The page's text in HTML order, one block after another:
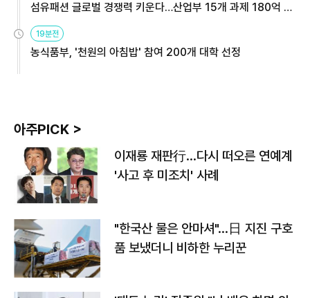
섬유패션 글로벌 경쟁력 키운다…산업부 15개 과제 180억 지
19분전
농식품부, '천원의 아침밥' 참여 200개 대학 선정
아주PICK >
이재룡 재판行…다시 떠오른 연예계
'사고 후 미조치' 사례
"한국산 물은 안마셔"…日 지진 구호
품 보냈더니 비하한 누리꾼